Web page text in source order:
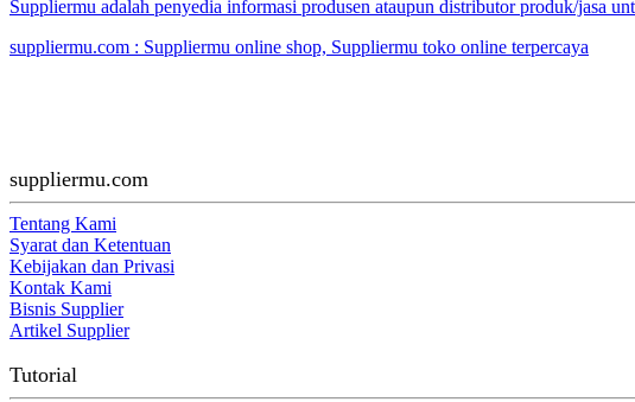
Suppliermu adalah penyedia informasi produsen ataupun distributor produk/jasa
suppliermu.com : Suppliermu online shop, Suppliermu toko online terpercaya
suppliermu.com
Tentang Kami
Syarat dan Ketentuan
Kebijakan dan Privasi
Kontak Kami
Bisnis Supplier
Artikel Supplier
Tutorial